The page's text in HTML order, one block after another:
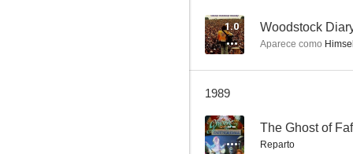
1.0 Woodstock
Aparece como
1989
-- The Ghost of
Reparto